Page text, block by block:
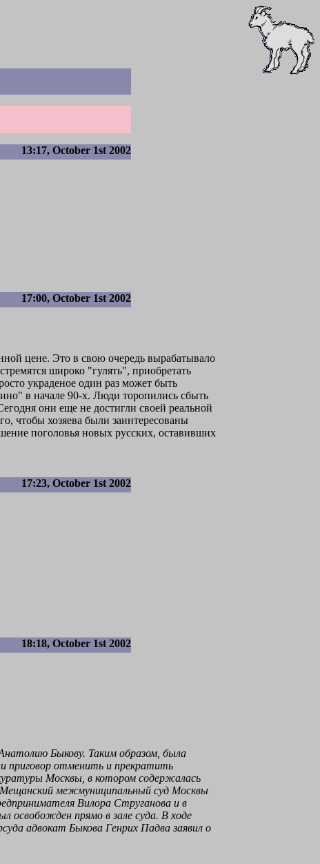
13:17, October 1st 2002
17:00, October 1st 2002
цене. Это в свою очередь вырабатывало
широко "гулять", приобретать
украденое один раз может быть
в начале 90-х. Люди торопились сбыть
они еще не достигли своей реальной
чтобы хозяева были заинтересованы
поголовья новых русских, оставивших
17:23, October 1st 2002
18:18, October 1st 2002
Быкову. Таким образом, была
приговор отменить и прекратить
Москвы, в котором содержалась
Мещанский межмуниципальный суд Москвы
Вилора Струганова и в
освобожден прямо в зале суда. В ходе
адвокат Быкова Генрих Падва заявил о